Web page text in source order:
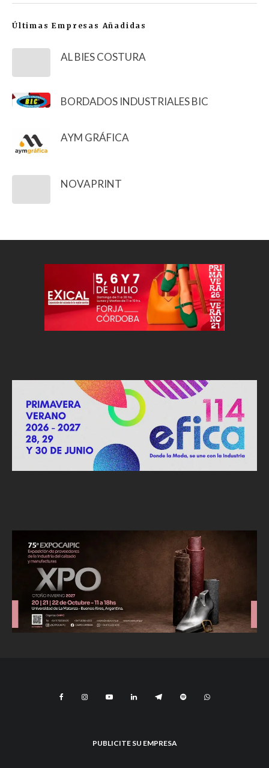
Últimas Empresas Añadidas
AL BIES COSTURA
BORDADOS INDUSTRIALES BIC
AYM GRÁFICA
NOVAPRINT
PUBLICITE SU EMPRESA